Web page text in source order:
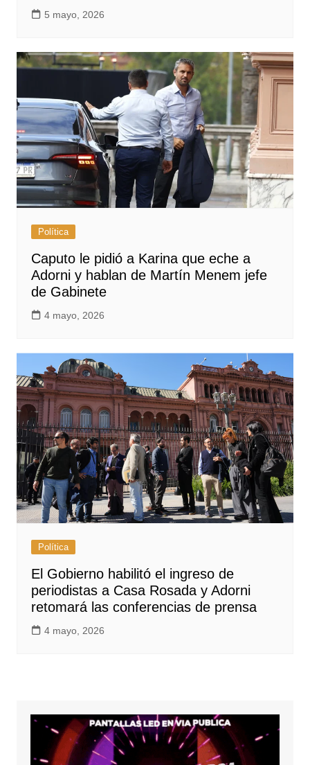
5 mayo, 2026
Política
Caputo le pidió a Karina que eche a
Adorni y hablan de Martín Menem jefe
de Gabinete
4 mayo, 2026
Política
El Gobierno habilitó el ingreso de
periodistas a Casa Rosada y Adorni
retomará las conferencias de prensa
4 mayo, 2026